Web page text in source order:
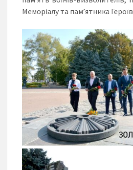
Меморіалу та пам’ятника